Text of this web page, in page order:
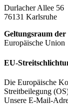
Durlacher Allee 56
76131 Karlsruhe
Geltungsraum
Europäische Union
EU-
Die Europäische
Streitbeilegung
Unsere E-Mail-